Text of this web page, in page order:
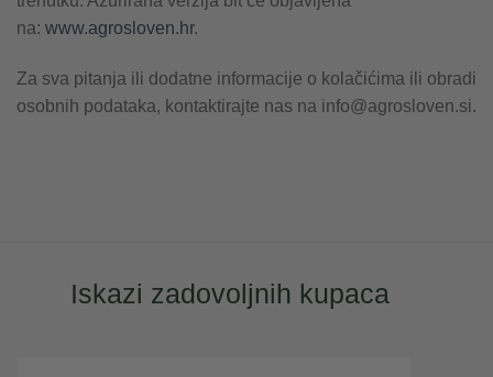
na: www.agrosloven.hr.
Za sva pitanja ili dodatne informacije o kolačićima ili obradi
osobnih podataka, kontaktirajte nas na info@agrosloven.si.
Iskazi zadovoljnih kupaca